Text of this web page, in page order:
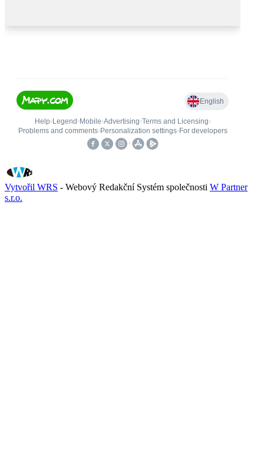
Vytvořil WRS - Webový Redakční Systém společnosti W Partner
s.r.o.